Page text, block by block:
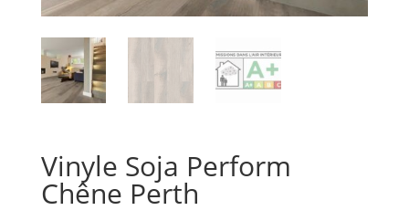
Vinyle Soja Perform
Chêne Perth